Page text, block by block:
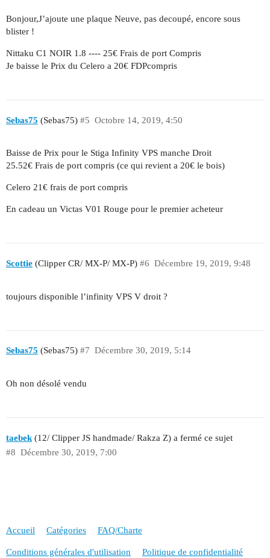
Bonjour,J’ajoute une plaque Neuve, pas decoupé, encore sous
blister !
Nittaku C1 NOIR 1.8 ---- 25€ Frais de port Compris
Je baisse le Prix du Celero a 20€ FDPcompris
Sebas75 (Sebas75) Octobre 14, 2019, 4:50
#5
Baisse de Prix pour le Stiga Infinity VPS manche Droit
25.52€ Frais de port compris (ce qui revient a 20€ le bois)
Celero 21€ frais de port compris
En cadeau un Victas V01 Rouge pour le premier acheteur
Scottie (Clipper CR/ MX-P/ MX-P) Décembre 19, 2019, 9:48
#6
toujours disponible l’infinity VPS V droit ?
Sebas75 (Sebas75) Décembre 30, 2019, 5:14
#7
Oh non désolé vendu
taebek (12/ Clipper JS handmade/ Rakza Z) a fermé ce sujet
Décembre 30, 2019, 7:00
#8
Accueil Catégories FAQ/Charte
Conditions générales d'utilisation Politique de confidentialité